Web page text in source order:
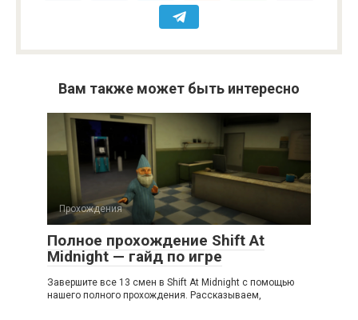
Вам также может быть интересно
Прохождения
Полное прохождение Shift At
Midnight — гайд по игре
Завершите все 13 смен в Shift At Midnight с помощью
нашего полного прохождения. Рассказываем,